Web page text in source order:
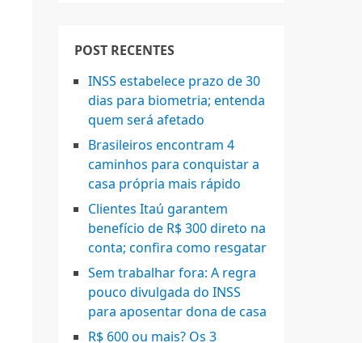
POST RECENTES
INSS estabelece prazo de 30
dias para biometria; entenda
quem será afetado
Brasileiros encontram 4
caminhos para conquistar a
casa própria mais rápido
Clientes Itaú garantem
benefício de R$ 300 direto na
conta; confira como resgatar
Sem trabalhar fora: A regra
pouco divulgada do INSS
para aposentar dona de casa
R$ 600 ou mais? Os 3